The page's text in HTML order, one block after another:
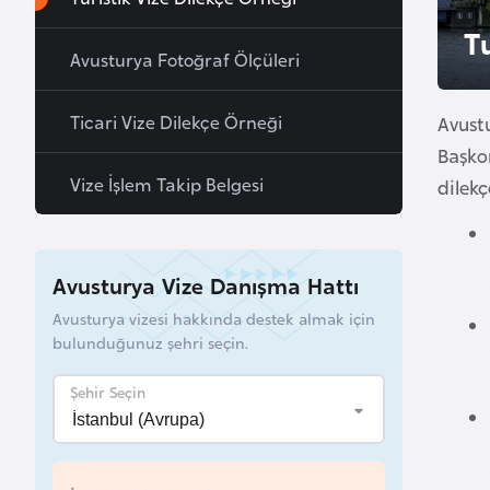
Avusturya Fotoğraf Ölçüleri
Ticari Vize Dilekçe Örneği
Vize İşlem Takip Belgesi
Avusturya Vize Danışma Hattı
Avusturya vizesi hakkında destek almak için
bulunduğunuz şehri seçin.
Şehir Seçin
y
A
z
b
a
y
a
n